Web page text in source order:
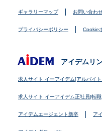
ギャラリーマップ お問い合わ
プライバシーポリシー Cookie
アイデムリ
求人サイト イーアイデム[アルバイ
求人サイト イーアイデム正社員[転職]
アイデムエージェント新卒 ア